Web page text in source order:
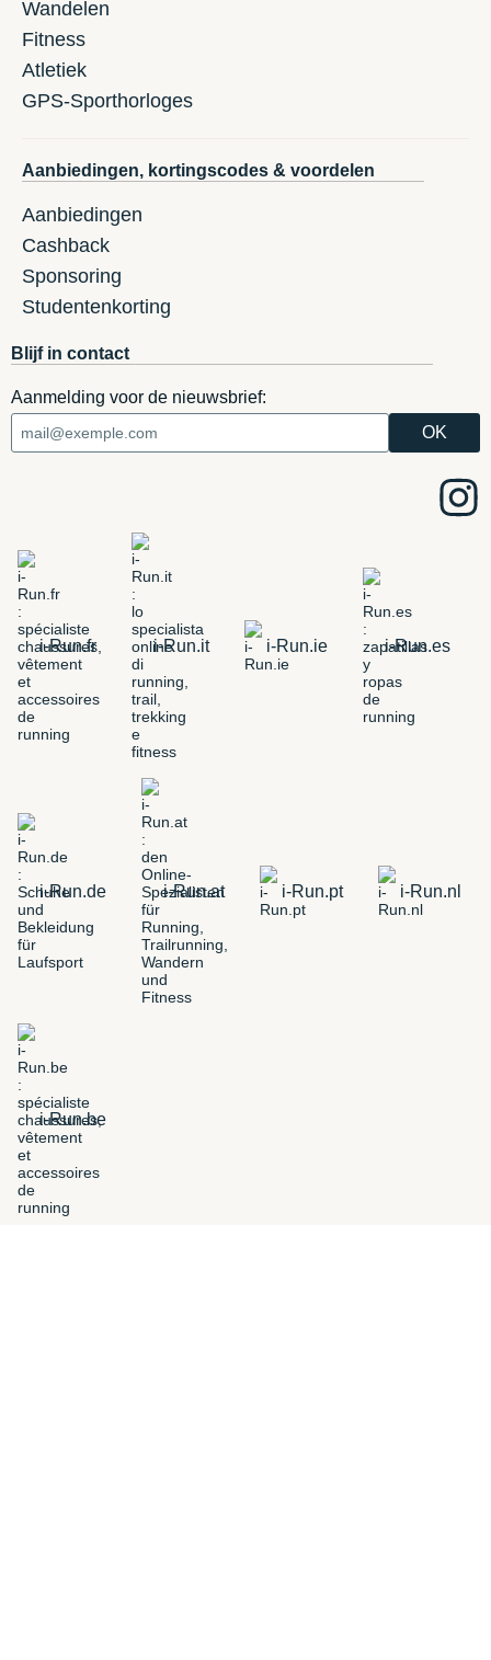
Wandelen
Fitness
Atletiek
GPS-Sporthorloges
Aanbiedingen, kortingscodes & voordelen
Aanbiedingen
Cashback
Sponsoring
Studentenkorting
Blijf in contact
Aanmelding voor de nieuwsbrief:
i-Run.fr i-Run.it i-Run.ie i-Run.es
i-Run.de i-Run.at i-Run.pt i-Run.nl
i-Run.be